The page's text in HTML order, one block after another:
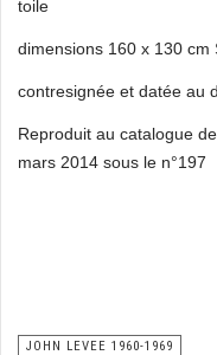
toile
dimensions 160 x 130 cm
contresignée et datée au
Reproduit au catalogue
mars 2014 sous le n°197
JOHN LEVEE 1960-1969